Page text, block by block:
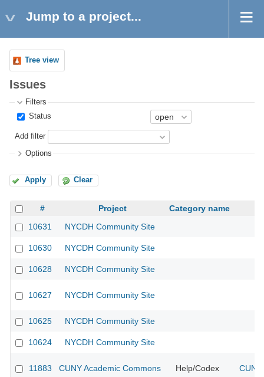
Jump to a project...
Tree view
Issues
Filters
Status
Add filter
Options
Apply Clear
# Project
Category name
10631
NYCDH Community Site
10630 NYCDH Community Site
10628 NYCDH Community Site
10627 NYCDH Community Site
10625 NYCDH Community Site
10624 NYCDH Community Site
11883 CUNY Academic Commons Help/Codex